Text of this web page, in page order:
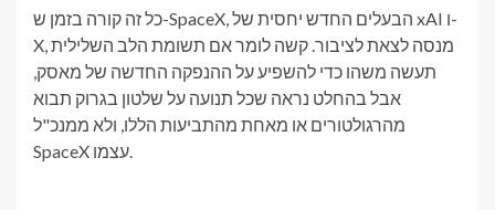
כל זה קורה בזמן ש-SpaceX, הבעלים החדש יחסית של xAI ו-
X, מנסה לצאת לציבור. קשה לומר אם תשומת הלב השלילית
תעשה משהו כדי להשפיע על ההנפקה החדשה של מאסק,
אבל בהחלט נראה שכל תנועה על שלטון בגרוק תבוא
מהרגולטורים או מאחת מהתביעות הללו, ולא ממנכ"ל
SpaceX עצמו.